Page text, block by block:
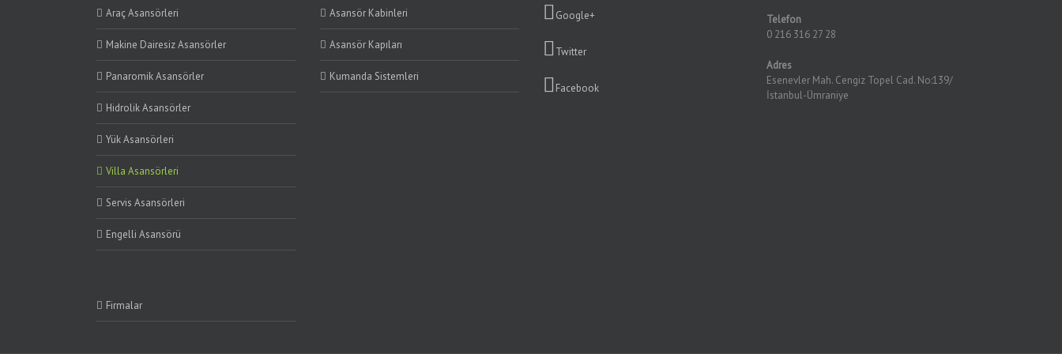
Araç Asansörleri
Makine Dairesiz Asansörler
Panaromik Asansörler
Hidrolik Asansörler
Yük Asansörleri
Villa Asansörleri
Servis Asansörleri
Engelli Asansörü
Firmalar
Asansör Kabinleri
Asansör Kapıları
Kumanda Sistemleri
Google+
Twitter
Facebook
Telefon
0 216 316 27 28
Adres
Esenevler Mah. Cengiz Topel Cad. No:139/
İstanbul-Ümraniye